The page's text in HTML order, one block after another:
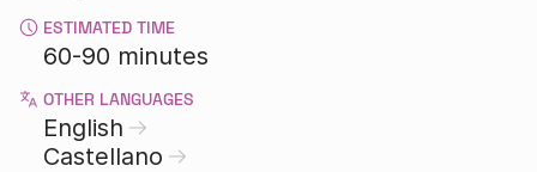
ESTIMATED TIME
60-90 minutes
OTHER LANGUAGES
English
Castellano